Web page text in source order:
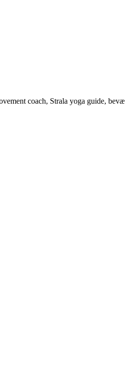
coach, Strala yoga guide,